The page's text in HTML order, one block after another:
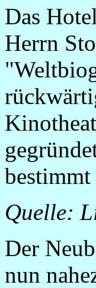
Das
Herrn
bestimmt
Quelle:
Der
nun